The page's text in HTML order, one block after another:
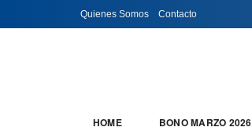
Quienes Somos Contacto
HOME BONO MARZO 2026